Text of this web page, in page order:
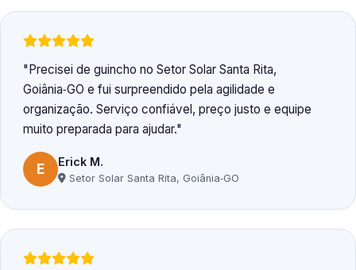
Precisei de guincho no Setor Solar Santa Rita,
Goiânia‑GO e fui surpreendido pela agilidade e
organização. Serviço confiável, preço justo e equipe
muito preparada para ajudar.
E Erick M.
Setor Solar Santa Rita, Goiânia‑GO